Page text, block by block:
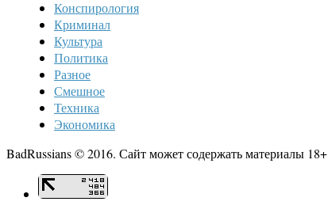
Конспирология
Криминал
Культура
Политика
Разное
Смешное
Техника
Экономика
BadRussians © 2016. Сайт может содержать материалы 18+